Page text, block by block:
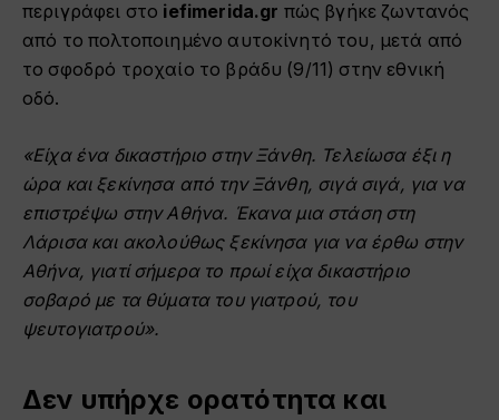
περιγράφει στο iefimerida.gr πώς βγήκε ζωντανός
από το πολτοποιημένο αυτοκίνητό του, μετά από
το σφοδρό τροχαίο το βράδυ (9/11) στην εθνική
οδό.
«Είχα ένα δικαστήριο στην Ξάνθη. Τελείωσα έξι η
ώρα και ξεκίνησα από την Ξάνθη, σιγά σιγά, για να
επιστρέψω στην Αθήνα. Έκανα μια στάση στη
Λάρισα και ακολούθως ξεκίνησα για να έρθω στην
Αθήνα, γιατί σήμερα το πρωί είχα δικαστήριο
σοβαρό με τα θύματα του γιατρού, του
ψευτογιατρού».
Δεν υπήρχε ορατότητα και